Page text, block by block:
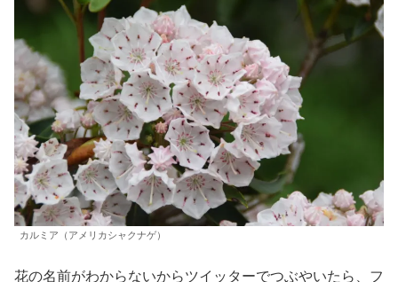
カルミア（アメリカシャクナゲ）
花の名前がわからないからツイッターでつぶやいたら、フ